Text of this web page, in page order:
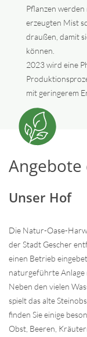
Pflanzen
erzeugten Mist
draußen, damit
können.
2023 wird eine
mit geringerem
Angebote
Unser Hof
Die Natur-Oase-
der Stadt Gescher
einen Betrieb
naturgeführte
Neben den vielen
spielt das alte
finden Sie einige
Obst, Beeren,